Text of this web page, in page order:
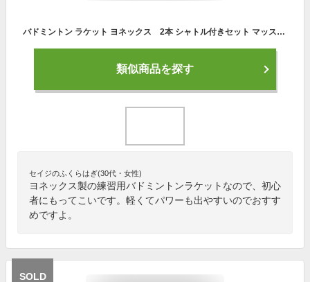
バドミントン ラケット ヨネックス 2本 シャトル付きセット マッスルパワー２ 初心者 練習用 トレーニング 水鳥 スタンダード ケース ガット張り上げ済み MP2 (207ホワイト/ブルー×2本)
類似商品を探す
セイジのふくらはぎ(30代・女性)
ヨネックス製の練習用バドミントンラケットなので、初心
者にもってこいです。軽くてパワーも出やすいのでおすす
めですよ。
SOLD